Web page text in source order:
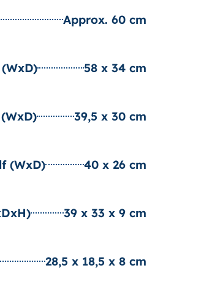
Approx. 60 cm
58 x 34 cm
39,5 x 30 cm
(WxD) 40 x 26 cm
39 x 33 x 9 cm
28,5 x 18,5 x 8 cm